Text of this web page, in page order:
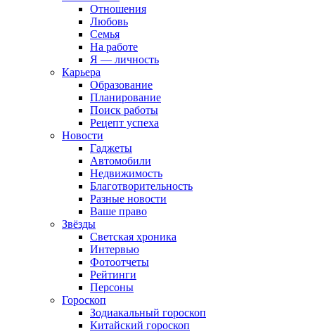
Отношения
Любовь
Семья
На работе
Я — личность
Карьера
Образование
Планирование
Поиск работы
Рецепт успеха
Новости
Гаджеты
Автомобили
Недвижимость
Благотворительность
Разные новости
Ваше право
Звёзды
Светская хроника
Интервью
Фотоотчеты
Рейтинги
Персоны
Гороскоп
Зодиакальный гороскоп
Китайский гороскоп